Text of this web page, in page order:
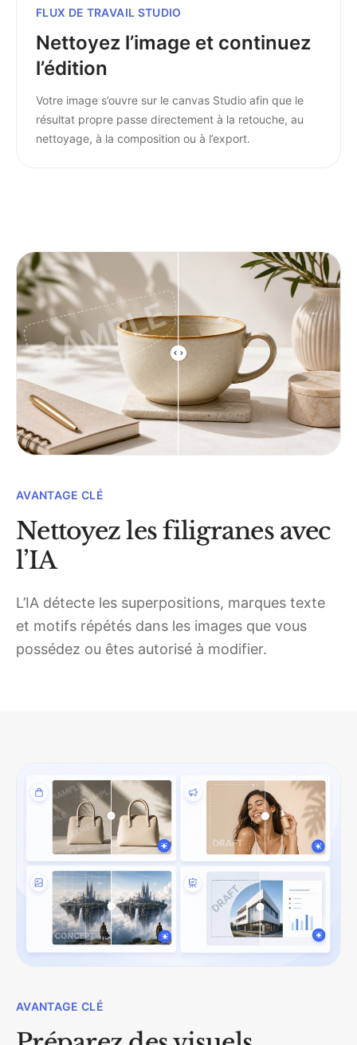
FLUX DE TRAVAIL STUDIO
Nettoyez l’image et continuez
l’édition
Votre image s’ouvre sur le canvas Studio afin que le
résultat propre passe directement à la retouche, au
nettoyage, à la composition ou à l’export.
AVANTAGE CLÉ
Nettoyez les filigranes avec
l’IA
L’IA détecte les superpositions, marques texte
et motifs répétés dans les images que vous
possédez ou êtes autorisé à modifier.
AVANTAGE CLÉ